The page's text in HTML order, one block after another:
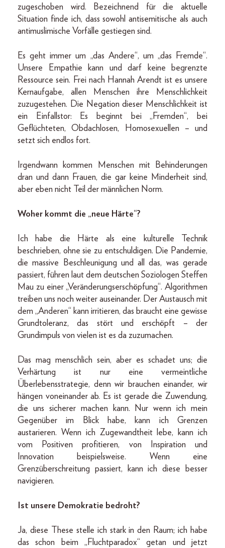
zugeschoben wird. Bezeichnend für die aktuelle
Situation finde ich, dass sowohl antisemitische als auch
antimuslimische Vorfälle gestiegen sind.
Es geht immer um „das Andere“, um „das Fremde“.
Unsere Empathie kann und darf keine begrenzte
Ressource sein. Frei nach Hannah Arendt ist es unsere
Kernaufgabe, allen Menschen ihre Menschlichkeit
zuzugestehen. Die Negation dieser Menschlichkeit ist
ein Einfallstor: Es beginnt bei „Fremden“, bei
Geflüchteten, Obdachlosen, Homosexuellen – und
setzt sich endlos fort.
Irgendwann kommen Menschen mit Behinderungen
dran und dann Frauen, die gar keine Minderheit sind,
aber eben nicht Teil der männlichen Norm.
Woher kommt die „neue Härte“?
Ich habe die Härte als eine kulturelle Technik
beschrieben, ohne sie zu entschuldigen. Die Pandemie,
die massive Beschleunigung und all das, was gerade
passiert, führen laut dem deutschen Soziologen Steffen
Mau zu einer „Veränderungserschöpfung“. Algorithmen
treiben uns noch weiter auseinander. Der Austausch mit
dem „Anderen“ kann irritieren, das braucht eine gewisse
Grundtoleranz, das stört und erschöpft – der
Grundimpuls von vielen ist es da zuzumachen.
Das mag menschlich sein, aber es schadet uns; die
Verhärtung ist nur eine vermeintliche
Überlebensstrategie, denn wir brauchen einander, wir
hängen voneinander ab. Es ist gerade die Zuwendung,
die uns sicherer machen kann. Nur wenn ich mein
Gegenüber im Blick habe, kann ich Grenzen
austarieren. Wenn ich Zugewandtheit lebe, kann ich
vom Positiven profitieren, von Inspiration und
Innovation beispielsweise. Wenn eine
Grenzüberschreitung passiert, kann ich diese besser
navigieren.
Ist unsere Demokratie bedroht?
Ja, diese These stelle ich stark in den Raum; ich habe
das schon beim „Fluchtparadox“ getan und jetzt